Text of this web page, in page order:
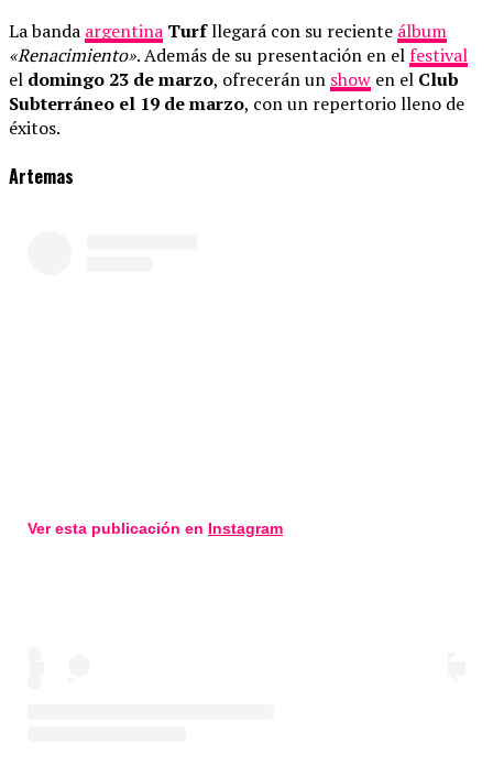
La banda argentina Turfllegará con su reciente álbum
«Renacimiento». Además de su presentación en elfestival
el domingo 23 de marzo, ofrecerán un show en el Club
Subterráneo el 19 de marzo, con un repertorio lleno de
éxitos.
Artemas
Ver esta publicación en Instagram